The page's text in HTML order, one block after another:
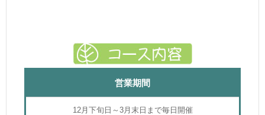
営業期間
12月下旬日～3月末日まで毎日開催